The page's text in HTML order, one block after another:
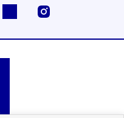
Twitter)Flickr